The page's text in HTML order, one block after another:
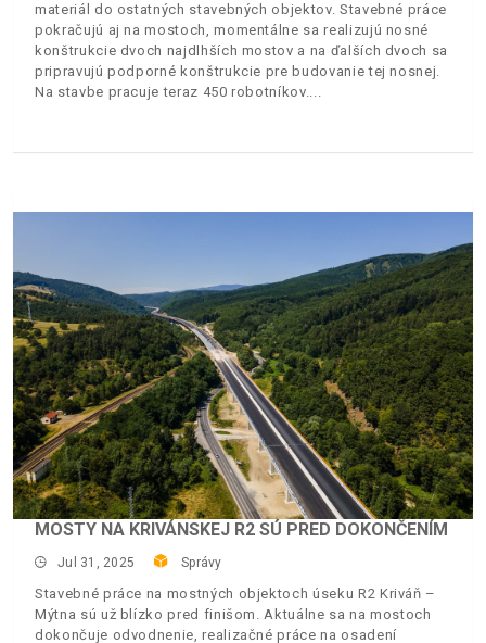
materiál do ostatných stavebných objektov. Stavebné práce
pokračujú aj na mostoch, momentálne sa realizujú nosné
konštrukcie dvoch najdlhších mostov a na ďalších dvoch sa
pripravujú podporné konštrukcie pre budovanie tej nosnej.
Na stavbe pracuje teraz 450 robotníkov.
MOSTY NA KRIVÁNSKEJ R2 SÚ PRED DOKONČENÍM
Jul 31, 2025 Správy
Stavebné práce na mostných objektoch úseku R2 Kriváň –
Mýtna sú už blízko pred finišom. Aktuálne sa na mostoch
dokončuje odvodnenie, realizačné práce na osadení